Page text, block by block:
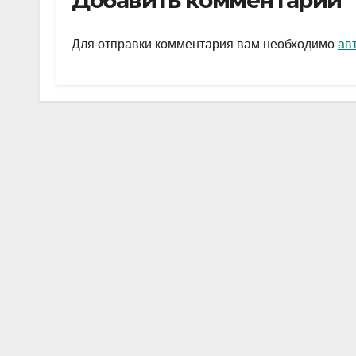
gr
a
s
A
p
а
в
ть
Для отправки комментария вам необходимо